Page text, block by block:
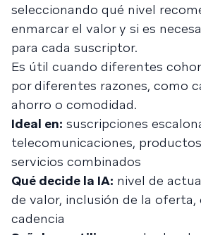
seleccionando qué nivel
enmarcar el valor y si es
para cada suscriptor.
Es útil cuando diferentes
por diferentes razones, como
ahorro o comodidad.
Ideal en: suscripciones
telecomunicaciones,
servicios combinados
Qué decide la IA: nivel de
de valor, inclusión de la
cadencia